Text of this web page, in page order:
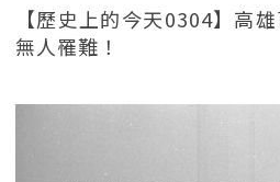
【歷史上的今天0304】高
無人罹難！